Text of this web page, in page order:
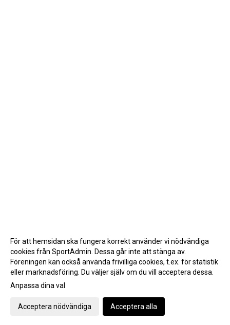
Gå till Webbversion
För att hemsidan ska fungera korrekt använder vi nödvändiga
cookies från SportAdmin. Dessa går inte att stänga av.
Föreningen kan också använda frivilliga cookies, t.ex. för statistik
eller marknadsföring. Du väljer själv om du vill acceptera dessa.
Anpassa dina val
Acceptera nödvändiga Acceptera alla